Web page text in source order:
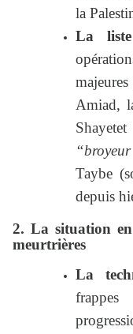
la
La
Amiad,
Taybe
depuis
2. La situation
meurtrières
La
frappes